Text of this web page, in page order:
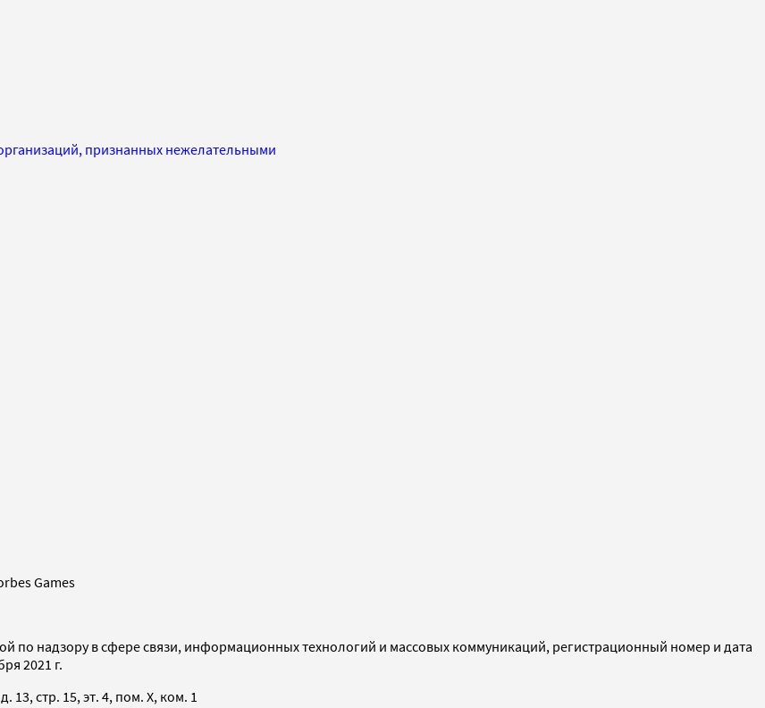
признанных нежелательными
Games
по надзору в сфере связи, информационных технологий и массовых коммуникаций, регистрационный номер и дата
2021 г.
13, стр. 15, эт. 4, пом. X, ком. 1